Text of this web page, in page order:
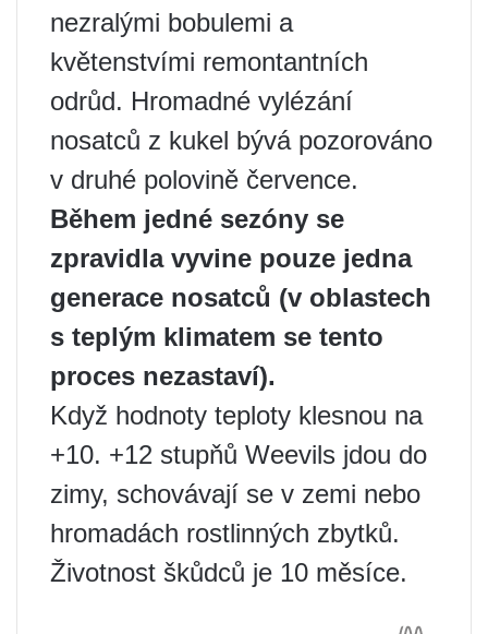
nezralými bobulemi a
květenstvími remontantních
odrůd. Hromadné vylézání
nosatců z kukel bývá pozorováno
v druhé polovině července.
Během jedné sezóny se
zpravidla vyvine pouze jedna
generace nosatců (v oblastech
s teplým klimatem se tento
proces nezastaví).
Když hodnoty teploty klesnou na
+10. +12 stupňů Weevils jdou do
zimy, schovávají se v zemi nebo
hromadách rostlinných zbytků.
Životnost škůdců je 10 měsíce.